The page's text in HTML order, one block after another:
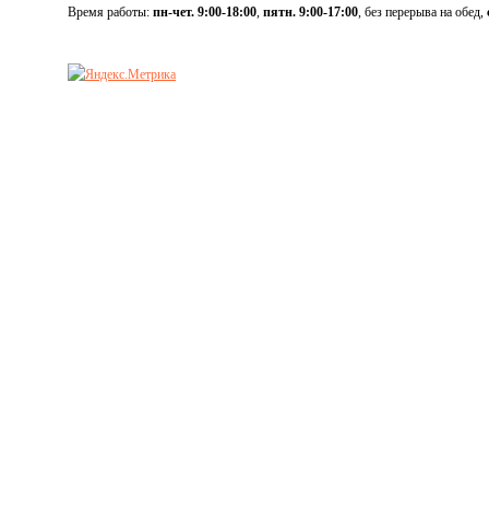
Время работы: пн-чет. 9:00-18:00, пятн. 9:00-17:00, без перерыва на обед,